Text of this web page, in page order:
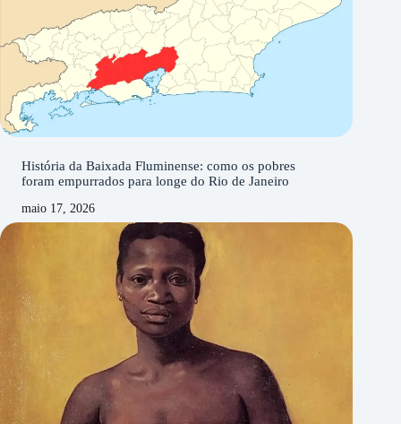
História da Baixada Fluminense: como os pobres
foram empurrados para longe do Rio de Janeiro
maio 17, 2026